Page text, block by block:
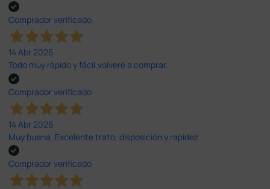
Comprador verificado
14 Abr 2026
Todo muy rápido y fácil,volveré a comprar.
Comprador verificado
14 Abr 2026
Muy buena. Excelente trato, disposición y rapidez
Comprador verificado